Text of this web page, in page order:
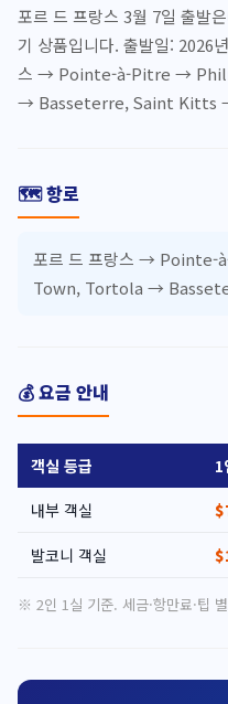
포르 드 프랑스 3월 7일 출발
기 상품입니다. 출발일: 2026
스 → Pointe-à-Pitre →
→ Basseterre, Saint Kitts
🗺️ 항로
포르 드 프랑스 →
Town, Tortola →
💰 요금 안내
객실 등급
1
내부 객실
발코니 객실
※ 2인 1실 기준. 세금·항만료·팁